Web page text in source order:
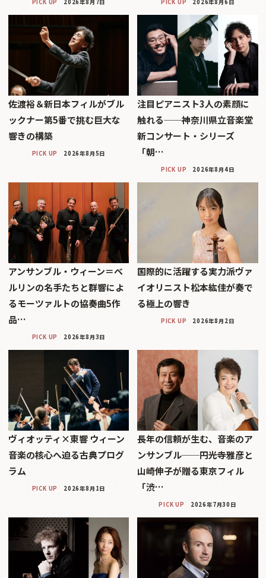
佐渡裕＆新日本フィルがブル
ックナー第5番で挑む巨大な
響きの構築
PICK UP 2026年8月5日
注目ピアニスト3人の素顔に
触れる──神奈川県立音楽堂
新コンサート・シリーズ
「朝…
PICK UP 2026年8月4日
アンサンブル・ウィーン＝ベ
ルリンの名手たちと群響によ
るモーツァルトの協奏曲5作
品…
PICK UP 2026年8月3日
国際的に活躍する実力派ヴァ
イオリニスト松本紘佳が奏で
る極上の響き
PICK UP 2026年8月2日
ヴィオッティ×東響 ウィーン
音楽の核心へ迫る古典プログ
ラム
PICK UP 2026年8月1日
長年の信頼が生む、音楽のア
ンサンブル──円光寺雅彦と
山崎伸子が贈る東京フィル
「渋…
PICK UP 2026年7月30日